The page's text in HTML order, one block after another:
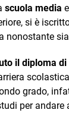
scuola media
si è
nonostante
il diploma
grado,
per andare